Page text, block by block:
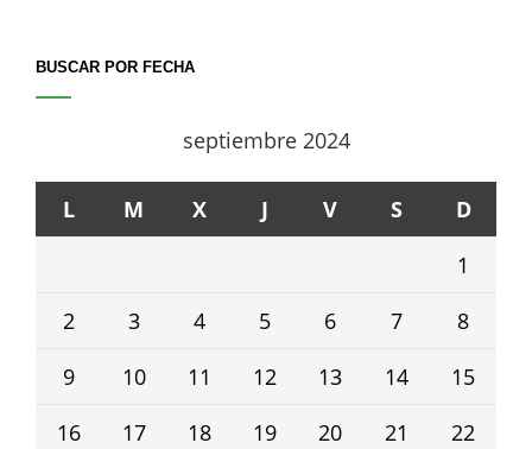
BUSCAR POR FECHA
septiembre 2024
L M X J V S
D
1
2
3 4 5 6 7
8
9
10 11 12 13 14
15
16
17 18 19 20 21
22